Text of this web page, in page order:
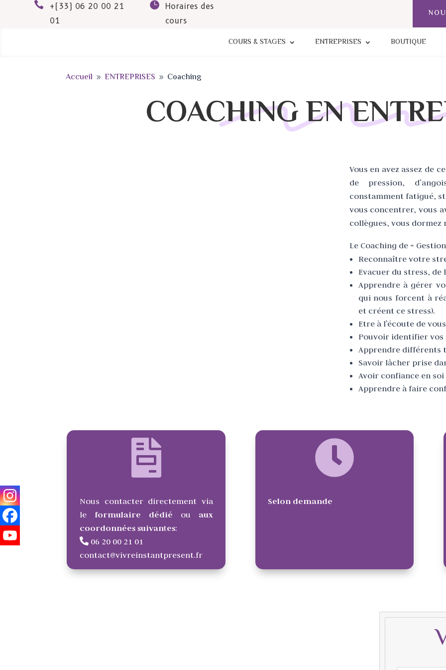

+(33) 06 20 00 21
01

Horaires des
cours
COURS & STAGES ENTREPRISES BOUTIQUE
Accueil 9 ENTREPRISES 9 Coaching
COACHING EN
Vous en avez assez de
de pression,
constamment fatigué,
vous concentrer, vous
collègues, vous dormez
Le Coaching de «
Reconnaître votre
Evacuer du stress,
Apprendre à gérer
qui nous forcent à
et créent ce stress).
Etre à l’écoute de
Pouvoir identifier vos
Apprendre différents
Savoir lâcher prise
Avoir confiance en
Apprendre à faire
Nous contacter directement via
leformulaire dédié ou aux
coordonnées suivantes:
06 20 00 21 01
contact@vivreinstantpresent.fr
Selon demande